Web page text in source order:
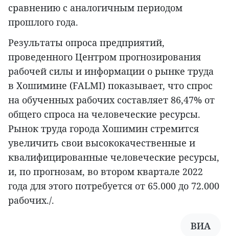
сравнению с аналогичным периодом
прошлого года.
Результаты опроса предприятий,
проведенного Центром прогнозирования
рабочей силы и информации о рынке труда
в Хошимине (FALMI) показывает, что спрос
на обученных рабочих составляет 86,47% от
общего спроса на человеческие ресурсы.
Рынок труда города Хошимин стремится
увеличить свои высококачественные и
квалифицированные человеческие ресурсы,
и, по прогнозам, во втором квартале 2022
года для этого потребуется от 65.000 до 72.000
рабочих./.
ВИА